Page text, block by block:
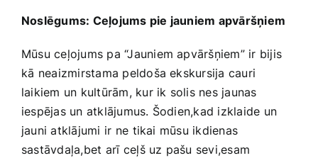
Noslēgums: Ceļojums pie jauniem apvāršņiem
Mūsu ceļojums pa “Jauniem apvāršņiem” ir bijis
kā⁢ neaizmirstama peldoša ekskursija cauri
laikiem un kultūrām, kur ik‌ solis nes jaunas
iespējas un atklājumus. Šodien,kad izklaide un
jauni atklājumi ir ne ⁣tikai mūsu ikdienas
sastāvdaļa,bet arī ⁤ceļš uz pašu ‍sevi,esam